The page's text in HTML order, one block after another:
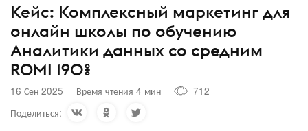
Кейс: Комплексный маркетинг для
онлайн школы по обучению
Аналитики данных со средним
ROMI 190%
16 Сен 2025 Время чтения 4 мин
712
Поделиться: